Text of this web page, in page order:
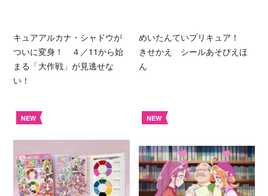
キュアアルカナ・シャドウが
ついに変身！ ４／11から始
まる「大作戦」が見逃せな
い！
めいたんていプリキュア！
きせかえ シールあそびえほ
ん
NEW NEW